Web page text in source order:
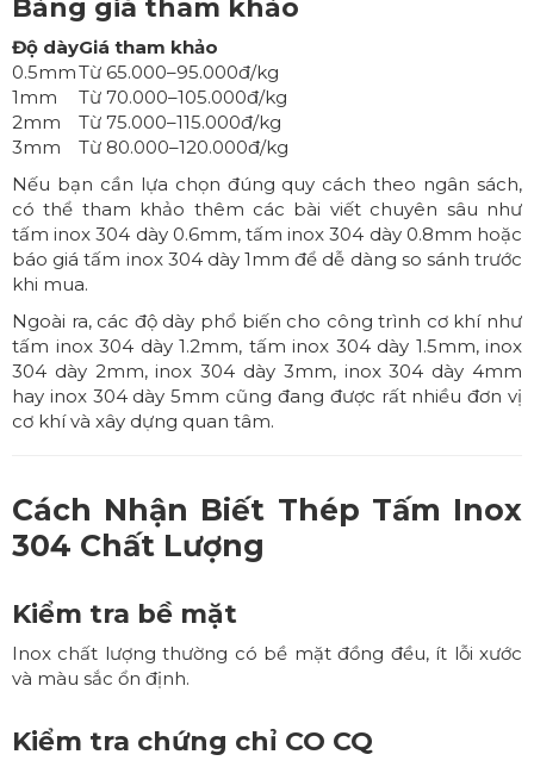
Bảng giá tham khảo
Độ dàyGiá tham khảo
0.5mmTừ 65.000–95.000đ/kg
1mm
Từ 70.000–105.000đ/kg
2mm
Từ 75.000–115.000đ/kg
3mm
Từ 80.000–120.000đ/kg
Nếu bạn cần lựa chọn đúng quy cách theo ngân sách,
có thể tham khảo thêm các bài viết chuyên sâu như
tấm inox 304 dày 0.6mm,tấm inox 304 dày 0.8mm hoặc
báo giá tấm inox 304 dày 1mm để dễ dàng so sánh trước
khi mua.
Ngoài ra, các độ dày phổ biến cho công trình cơ khí như
tấm inox 304 dày 1.2mm, tấm inox 304 dày 1.5mm, inox
304 dày 2mm,inox 304 dày 3mm, inox 304 dày 4mm
hay inox 304 dày 5mm cũng đang được rất nhiều đơn vị
cơ khí và xây dựng quan tâm.
Cách Nhận Biết Thép Tấm Inox
304 Chất Lượng
Kiểm tra bề mặt
Inox chất lượng thường có bề mặt đồng đều, ít lỗi xước
và màu sắc ổn định.
Kiểm tra chứng chỉ CO CQ